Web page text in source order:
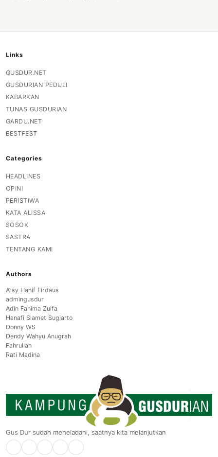
Links
GUSDUR.NET
GUSDURIAN PEDULI
KABARKAN
TUNAS GUSDURIAN
GARDU.NET
BESTFEST
Categories
HEADLINES
OPINI
PERISTIWA
KATA ALISSA
SOSOK
SASTRA
TENTANG KAMI
Authors
A’isy Hanif Firdaus
admingusdur
Adin Fahima Zulfa
Hanafi Slamet Sugiarto
Donny WS
Dendy Wahyu Anugrah
Fahrullah
Rati Madina
Gus Dur sudah meneladani, saatnya kita melanjutkan